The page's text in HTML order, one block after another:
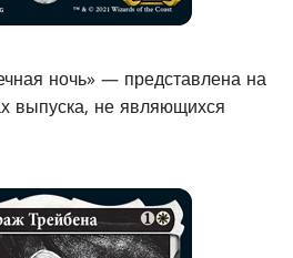
ночь» — представлена на
выпуска, не являющихся